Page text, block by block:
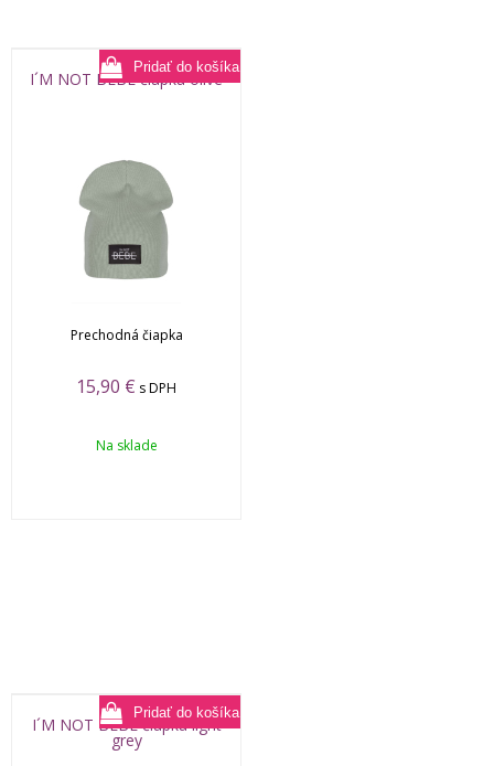
I´M NOT BEBE čiapka olive
Prechodná čiapka
15,90 € s DPH
Na sklade
I´M NOT BEBE čiapka light
grey